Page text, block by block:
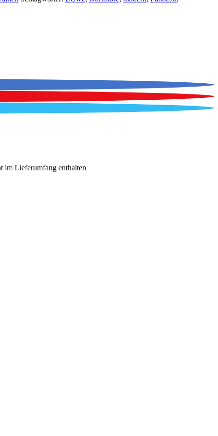
im Lieferumfang enthalten